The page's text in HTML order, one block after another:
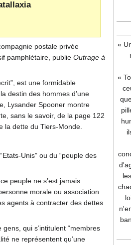
«
«
postale privée
pamphlétaire, publie Outrage à
est une formidable
destin des hommes d’une
Lysander Spooner montre
sans le savoir, de la page 122
la dette du Tiers-Monde.
Unis” ou du “peuple des
peuple ne s’est jamais
morale ou association
agents à contracter des dettes
qui s’intitulent “membres
ne représentent qu’une